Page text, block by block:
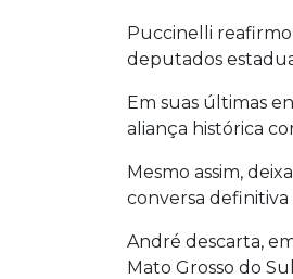
Puccinelli
deputados
Em suas últimas
aliança histórica
Mesmo assim,
conversa
André descarta,
Mato Grosso do